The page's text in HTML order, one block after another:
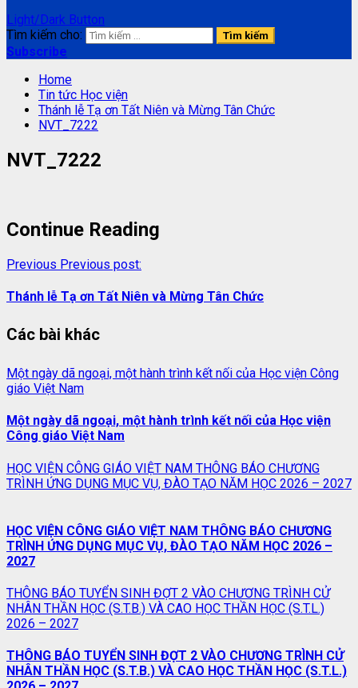
Light/Dark Button
Tìm kiếm cho:
Subscribe
Home
Tin tức Học viện
Thánh lễ Tạ ơn Tất Niên và Mừng Tân Chức
NVT_7222
NVT_7222
Continue Reading
Previous Previous post:
Thánh lễ Tạ ơn Tất Niên và Mừng Tân Chức
Các bài khác
Một ngày dã ngoại, một hành trình kết nối của Học viện Công
giáo Việt Nam
Một ngày dã ngoại, một hành trình kết nối của Học viện
Công giáo Việt Nam
HỌC VIỆN CÔNG GIÁO VIỆT NAM THÔNG BÁO CHƯƠNG
TRÌNH ỨNG DỤNG MỤC VỤ, ĐÀO TẠO NĂM HỌC 2026 – 2027
HỌC VIỆN CÔNG GIÁO VIỆT NAM THÔNG BÁO CHƯƠNG
TRÌNH ỨNG DỤNG MỤC VỤ, ĐÀO TẠO NĂM HỌC 2026 –
2027
THÔNG BÁO TUYỂN SINH ĐỢT 2 VÀO CHƯƠNG TRÌNH CỬ
NHÂN THẦN HỌC (S.T.B.) VÀ CAO HỌC THẦN HỌC (S.T.L.)
2026 – 2027
THÔNG BÁO TUYỂN SINH ĐỢT 2 VÀO CHƯƠNG TRÌNH CỬ
NHÂN THẦN HỌC (S.T.B.) VÀ CAO HỌC THẦN HỌC (S.T.L.)